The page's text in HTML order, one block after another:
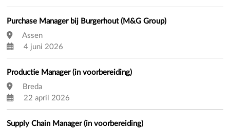
Purchase Manager bij Burgerhout (M&G Group)
Assen
4 juni 2026
Productie Manager (in voorbereiding)
Breda
22 april 2026
Supply Chain Manager (in voorbereiding)